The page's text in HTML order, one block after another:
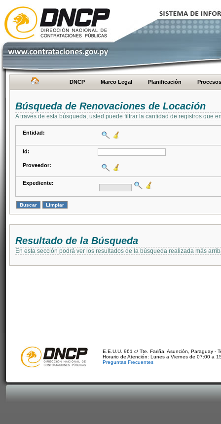
DNCP Marco Legal Planificación Procesos
Búsqueda de Renovaciones de Locación
A través de esta búsqueda, usted puede filtrar la cantidad de registros que
Entidad:
Id:
Proveedor:
Expediente:
Resultado de la Búsqueda
En esta sección podrá ver los resultados de la búsqueda realizada más
E.E.U.U. 961 c/ Tte. Fariña. Asunción, Paraguay -
Horario de Atención: Lunes a Viernes de 07:00 a
Preguntas Frecuentes